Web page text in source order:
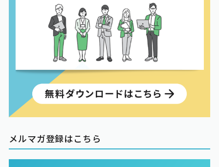
メルマガ登録はこちら